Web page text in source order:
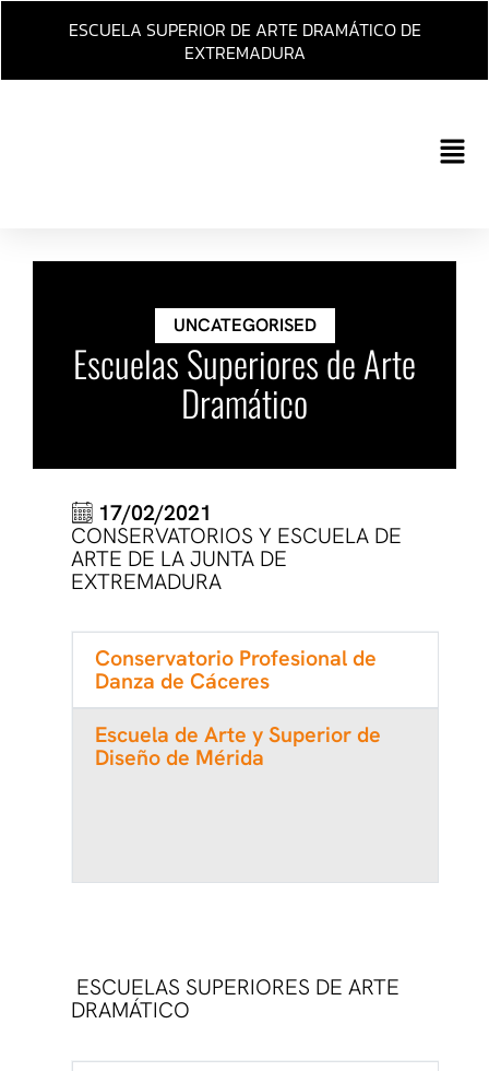
Ir
ESCUELA SUPERIOR DE ARTE DRAMÁTICO DE
EXTREMADURA
Main
UNCATEGORISED
Escuelas Superiores de Arte
Dramático
17/02/2021
CONSERVATORIOS Y ESCUELA DE
ARTE DE LA JUNTA DE
EXTREMADURA
Conservatorio Profesional de
Danza de Cáceres
Escuela de Arte y Superior de
Diseño de Mérida
ESCUELAS SUPERIORES DE ARTE
DRAMÁTICO